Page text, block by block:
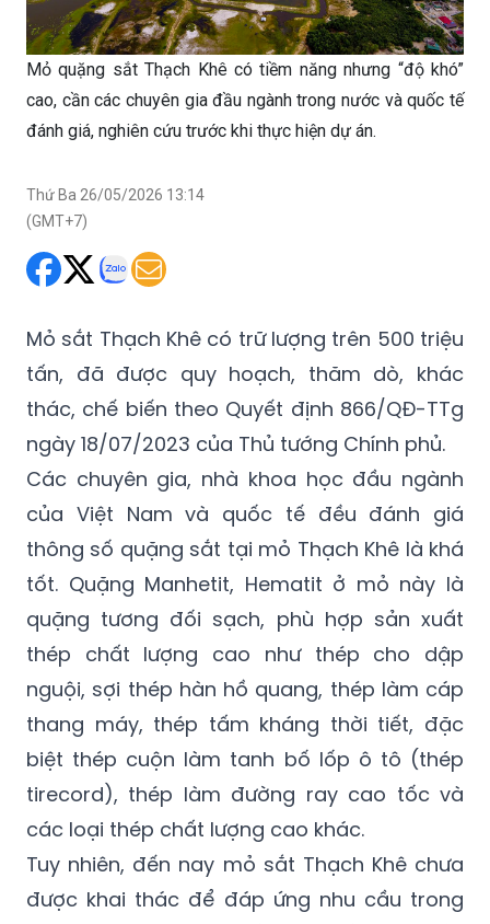
Mỏ quặng sắt Thạch Khê có tiềm năng nhưng “độ khó”
cao, cần các chuyên gia đầu ngành trong nước và quốc tế
đánh giá, nghiên cứu trước khi thực hiện dự án.
Thứ Ba 26/05/2026 13:14
(GMT+7)
Mỏ sắt Thạch Khê có trữ lượng trên 500 triệu
tấn, đã được quy hoạch, thăm dò, khác
thác, chế biến theo Quyết định 866/QĐ-TTg
ngày 18/07/2023 của Thủ tướng Chính phủ.
Các chuyên gia, nhà khoa học đầu ngành
của Việt Nam và quốc tế đều đánh giá
thông số quặng sắt tại mỏ Thạch Khê là khá
tốt. Quặng Manhetit, Hematit ở mỏ này là
quặng tương đối sạch, phù hợp sản xuất
thép chất lượng cao như thép cho dập
nguội, sợi thép hàn hồ quang, thép làm cáp
thang máy, thép tấm kháng thời tiết, đặc
biệt thép cuộn làm tanh bố lốp ô tô (thép
tirecord), thép làm đường ray cao tốc và
các loại thép chất lượng cao khác.
Tuy nhiên, đến nay mỏ sắt Thạch Khê chưa
được khai thác để đáp ứng nhu cầu trong